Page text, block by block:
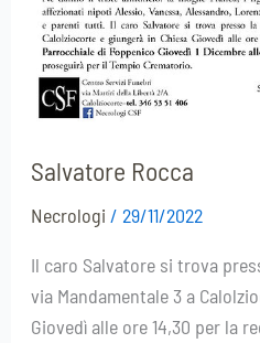
Salvatore Rocca
Necrologi / 29/11/2022
Il caro Salvatore si trova
via Mandamentale 3 a
Giovedì alle ore 14,30 per la